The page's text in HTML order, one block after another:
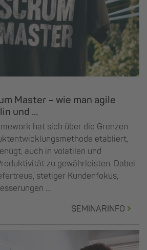
Master – wie man agile
und ...
hat sich über die Grenzen
etabliert,
auch in volatilen und
zu gewährleisten. Dabei
stetiger Kundenfokus,
...
SEMINARINFO